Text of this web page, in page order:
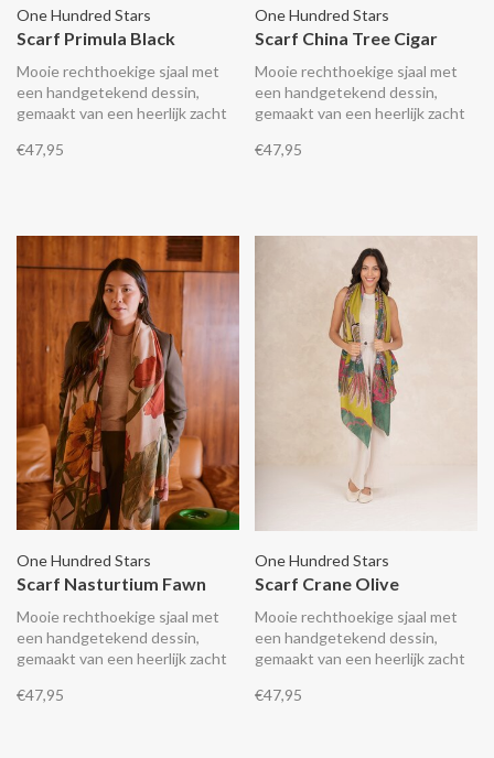
One Hundred Stars
Scarf Primula Black
Mooie rechthoekige sjaal met
een handgetekend dessin,
gemaakt van een heerlijk zacht
materiaal wat aanvoelt als zijde.
€47,95
One Hundred Stars
Scarf China Tree Cigar
Mooie rechthoekige sjaal met
een handgetekend dessin,
gemaakt van een heerlijk zacht
materiaal wat aanvoelt als zijde.
€47,95
One Hundred Stars
Scarf Nasturtium Fawn
Mooie rechthoekige sjaal met
een handgetekend dessin,
gemaakt van een heerlijk zacht
materiaal wat aanvoelt als zijde.
€47,95
One Hundred Stars
Scarf Crane Olive
Mooie rechthoekige sjaal met
een handgetekend dessin,
gemaakt van een heerlijk zacht
materiaal wat aanvoelt als zijde.
€47,95